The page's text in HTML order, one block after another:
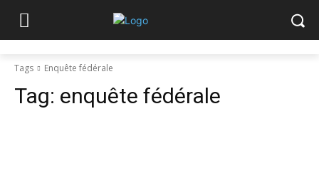
Tags Enquête fédérale
Tag: enquête fédérale